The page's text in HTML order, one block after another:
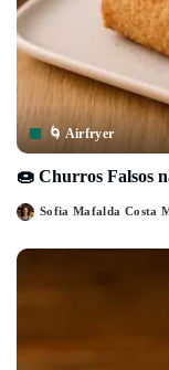
🌀 Airfryer
🍩 Churros Falsos
Posted
Sofia Mafalda Costa